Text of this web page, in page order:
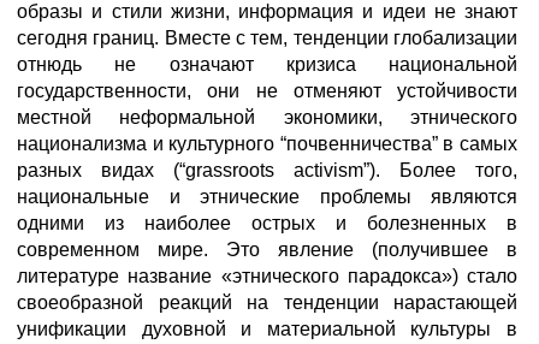
образы и стили жизни, информация и идеи не знают
сегодня границ. Вместе с тем, тенденции глобализации
отнюдь не означают кризиса национальной
государственности, они не отменяют устойчивости
местной неформальной экономики, этнического
национализма и культурного “почвенничества” в самых
разных видах (“grassroots activism”). Более того,
национальные и этнические проблемы являются
одними из наиболее острых и болезненных в
современном мире. Это явление (получившее в
литературе название «этнического парадокса») стало
своеобразной реакций на тенденции нарастающей
унификации духовной и материальной культуры в